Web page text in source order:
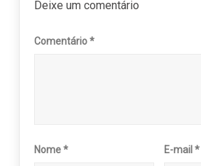
Deixe um comentário
Comentário*
Nome* E-mail*